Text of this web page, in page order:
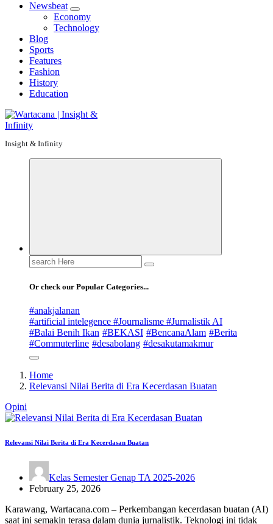
Newsbeat
Economy
Technology
Blog
Sports
Features
Fashion
History
Education
Insight & Infinity
Search
for:
Or check our Popular Categories...
#anakjalanan
#artificial intelegence #Journalisme #Jurnalistik AI
#Balai Benih Ikan #BEKASI #BencanaAlam #Berita
#Commuterline #desabolang #desakutamakmur
Home
Relevansi Nilai Berita di Era Kecerdasan Buatan
Opini
Relevansi Nilai Berita di Era Kecerdasan Buatan
Kelas Semester Genap TA 2025-2026
February 25, 2026
Karawang, Wartacana.com – Perkembangan kecerdasan buatan (AI)
saat ini semakin terasa dalam dunia jurnalistik. Teknologi ini tidak